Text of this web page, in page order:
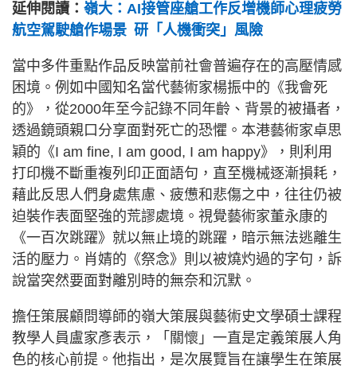
延伸閱讀： 嶺大：AI接管座艙工作反增機師心理疲勞
航空駕駛艙作場景 研「人機衝突」風險
當中多件重點作品反映當前社會普遍存在的高壓情感
困境。例如中國知名當代藝術家楊振中的《我會死
的》，從2000年至今記錄不同年齡、背景的被攝者，
透過鏡頭親口分享面對死亡的恐懼。本港藝術家卓思
穎的《I am fine, I am good, I am happy》，則利用
打印機不斷重複列印正面語句，直至機械逐漸損耗，
藉此反思人們身處焦慮、疲憊和悲傷之中，往往仍被
迫裝作表面堅強的荒謬處境。視覺藝術家董永康的
《一百次跳躍》就以無止境的跳躍，暗示無法逃離生
活的壓力。肖婧的《祭念》則以被燒灼過的字句，訴
說當突然要面對離別時的無奈和沉默。
擔任策展顧問導師的嶺大策展與藝術史文學碩士課程
教學人員盧家彥表示，「關懷」一直是定義策展人角
色的核心前提。他指出，是次展覽旨在讓學生在策展